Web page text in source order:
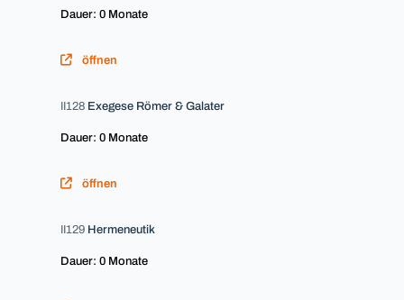
Dauer: 0 Monate
öffnen
II128 Exegese Römer & Galater
Dauer: 0 Monate
öffnen
II129 Hermeneutik
Dauer: 0 Monate